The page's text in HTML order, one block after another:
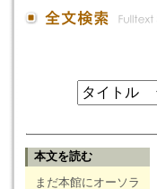
本文を読む
まだ本館にオーソラ